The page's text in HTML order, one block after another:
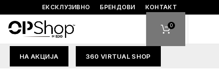
ЕКСКЛУЗИВНО БРЕНДОВИ КОНТАКТ
0
НА АКЦИЈА 360 VIRTUAL SHOP